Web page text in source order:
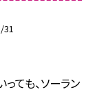
ても、ソーラン